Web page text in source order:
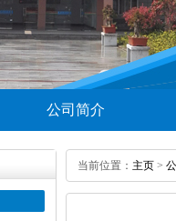
公司简介
当前位置： 主页 >